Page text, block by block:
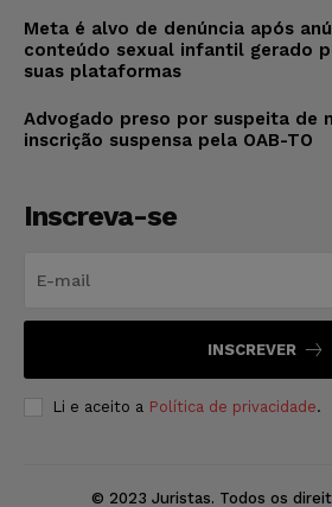
Meta é alvo de denúncia após
conteúdo sexual infantil gerado
suas plataformas
Advogado preso por suspeita de
inscrição suspensa pela OAB-TO
Inscreva-se
INSCREVER
Li e aceito a Política de privacidade.
© 2023 Juristas. Todos os